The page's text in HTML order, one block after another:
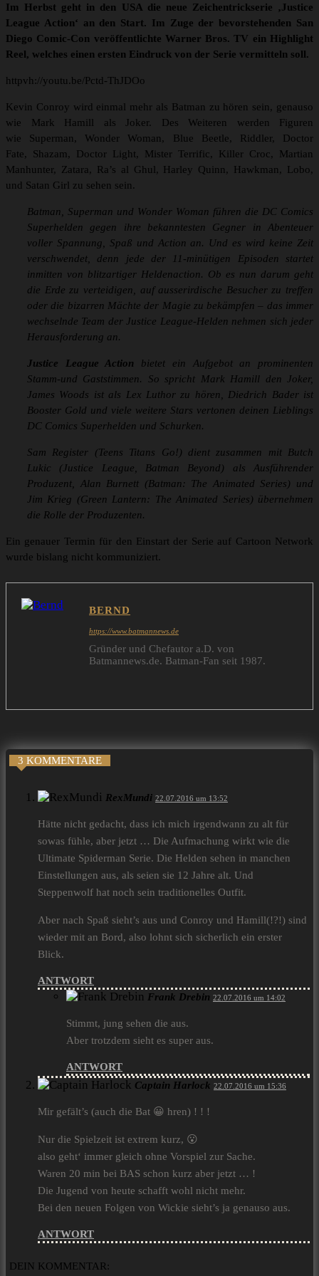
Im Herbst geht in den USA die neue Zeichentrickserie ‚Justice
League Action‘ an den Start. Im Zuge der bevorstehenden San
Diego Comic-Con veröffentlichte Warner Bros. TV ein Highlight
Reel, welches einen ersten Eindruck von der Serie vermitteln soll.
httpvh://youtu.be/Pctd-ThJDOo
Kevin Conroy wird einmal mehr als Batman zu hören sein, genauso
wie Mark Hamill als Joker. Des Weiteren werden Figuren
wie Superman, Wonder Woman, Blue Beetle, Riddler, Doctor
Fate, Shazam, Doctor Light, Mister Terrific, Killer Croc, Martian
Manhunter, Zatara, Ra’s al Ghul, Harley Quinn, Hawkman, Lobo,
und Satan Girl zu sehen sein.
Batman, Superman und Wonder Woman führen die DC Comics
Superhelden gegen ihre bekanntesten Gegner in Abenteuer
voller Spannung, Spaß und Action an. Und es wird keine Zeit
verschwendet, denn jede der 11-minütigen Episoden startet
inmitten von blitzartiger Heldenaction. Ob es nun darum geht
die Erde zu verteidigen, auf ausserirdische Besucher zu treffen
oder die bizarren Mächte der Magie zu bekämpfen – das immer
wechselnde Team der Justice League-Helden nehmen sich jeder
Herausforderung an.
Justice League Action bietet ein Aufgebot an prominenten
Stamm-und Gaststimmen. So spricht Mark Hamill den Joker,
James Woods ist als Lex Luthor zu hören, Diedrich Bader ist
Booster Gold und viele weitere Stars vertonen deinen Lieblings
DC Comics Superhelden und Schurken.
Sam Register (Teens Titans Go!) dient zusammen mit Butch
Lukic (Justice League, Batman Beyond) als Ausführender
Produzent, Alan Burnett (Batman: The Animated Series) und
Jim Krieg (Green Lantern: The Animated Series) übernehmen
die Rolle der Produzenten.
Ein genauer Termin für den Einstart der Serie auf Cartoon Network
wurde bislang nicht kommuniziert.
BERND
https://www.batmannews.de
Gründer und Chefautor a.D. von
Batmannews.de. Batman-Fan seit 1987.
3 KOMMENTARE
RexMundi 22.07.2016 um 13:52
Hätte nicht gedacht, dass ich mich irgendwann zu alt für
sowas fühle, aber jetzt … Die Aufmachung wirkt wie die
Ultimate Spiderman Serie. Die Helden sehen in manchen
Einstellungen aus, als seien sie 12 Jahre alt. Und
Steppenwolf hat noch sein traditionelles Outfit.
Aber nach Spaß sieht’s aus und Conroy und Hamill(!?!) sind
wieder mit an Bord, also lohnt sich sicherlich ein erster
Blick.
ANTWORT
Frank Drebin 22.07.2016 um 14:02
Stimmt, jung sehen die aus.
Aber trotzdem sieht es super aus.
ANTWORT
Captain Harlock 22.07.2016 um 15:36
Mir gefält’s (auch die Bat 😀 hren) ! ! !
Nur die Spielzeit ist extrem kurz, 😮
also geht‘ immer gleich ohne Vorspiel zur Sache.
Waren 20 min bei BAS schon kurz aber jetzt … !
Die Jugend von heute schafft wohl nicht mehr.
Bei den neuen Folgen von Wickie sieht’s ja genauso aus.
ANTWORT
DEIN KOMMENTAR: